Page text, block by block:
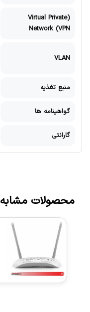
(Virtual Private
Network (VPN
VLAN
منبع تغذیه
گواهینامه‌ ها
گارانتی
محصولات مشابه